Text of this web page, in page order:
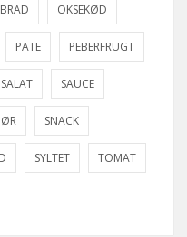
OKSEKØD
PATE PEBERFRUGT
SALAT SAUCE
SNACK
SYLTET TOMAT